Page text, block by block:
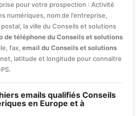
pour votre prospection : Activité
numériques, nom de l’entreprise,
la ville du Conseils et solutions
de téléphone du Conseils et solutions
fax, email du Conseils et solutions
latitude et longitude pour connaitre
emails qualifiés Conseils
en Europe et à